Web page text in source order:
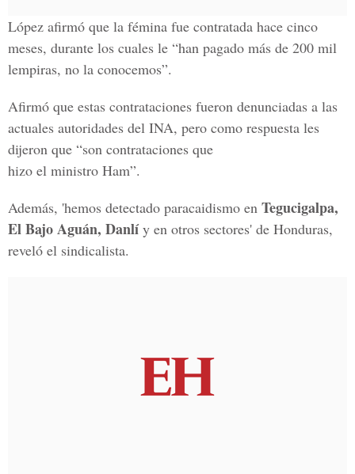
López afirmó que la fémina fue contratada hace cinco
meses, durante los cuales le “han pagado más de 200 mil
lempiras, no la conocemos”.
Afirmó que estas contrataciones fueron denunciadas a las
actuales autoridades del INA, pero como respuesta les
dijeron que “son contrataciones que
hizo el ministro Ham”.
Además, 'hemos detectado paracaidismo en Tegucigalpa,
El Bajo Aguán, Danlíy en otros sectores' de Honduras,
reveló el sindicalista.